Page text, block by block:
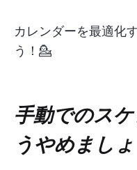
カレンダーを最適化
う！💁
手動でのス
うやめまし